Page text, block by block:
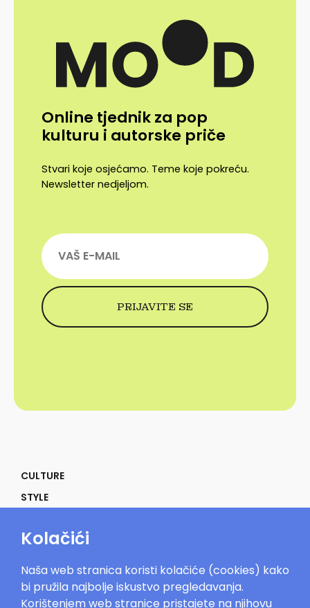
Online tjednik za pop
kulturu i autorske priče
Stvari koje osjećamo. Teme koje pokreću.
Newsletter nedjeljom.
CULTURE
STYLE
POWER
IN THE MOOD
Kolačići
Naša web stranica koristi kolačiće (cookies) kako
bi pružila najbolje iskustvo pregledavanja.
Korištenjem web stranice pristajete na njihovu